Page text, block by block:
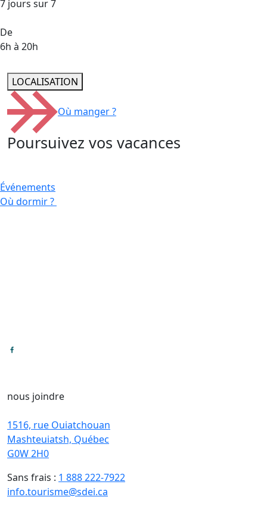
7 jours sur 7
De
6h à 20h
LOCALISATION
Où manger ?
Poursuivez vos vacances
Événements
Où dormir ?
nous joindre
1516, rue Ouiatchouan
Mashteuiatsh, Québec
G0W 2H0
Sans frais : 1 888 222-7922
info.tourisme@sdei.ca